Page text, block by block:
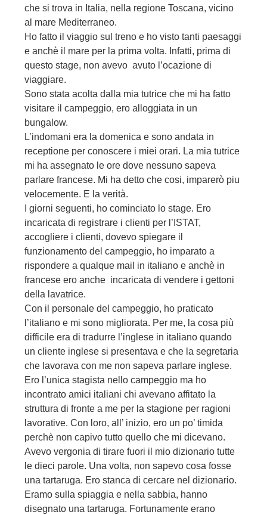
che si trova in Italia, nella regione Toscana, vicino
al mare Mediterraneo.
Ho fatto il viaggio sul treno e ho visto tanti paesaggi
e anchè il mare per la prima volta. Infatti, prima di
questo stage, non avevo avuto l’ocazione di
viaggiare.
Sono stata acolta dalla mia tutrice che mi ha fatto
visitare il campeggio, ero alloggiata in un
bungalow.
L’indomani era la domenica e sono andata in
receptione per conoscere i miei orari. La mia tutrice
mi ha assegnato le ore dove nessuno sapeva
parlare francese. Mi ha detto che cosi, imparerò piu
velocemente. E la verità.
I giorni seguenti, ho cominciato lo stage. Ero
incaricata di registrare i clienti per l’ISTAT,
accogliere i clienti, dovevo spiegare il
funzionamento del campeggio, ho imparato a
rispondere a qualque mail in italiano e anchè in
francese ero anche incaricata di vendere i gettoni
della lavatrice.
Con il personale del campeggio, ho praticato
l’italiano e mi sono migliorata. Per me, la cosa più
difficile era di tradurre l’inglese in italiano quando
un cliente inglese si presentava e che la segretaria
che lavorava con me non sapeva parlare inglese.
Ero l’unica stagista nello campeggio ma ho
incontrato amici italiani chi avevano affitato la
struttura di fronte a me per la stagione per ragioni
lavorative. Con loro, all’ inizio, ero un po’ timida
perchè non capivo tutto quello che mi dicevano.
Avevo vergonia di tirare fuori il mio dizionario tutte
le dieci parole. Una volta, non sapevo cosa fosse
una tartaruga. Ero stanca di cercare nel dizionario.
Eramo sulla spiaggia e nella sabbia, hanno
disegnato una tartaruga. Fortunamente erano